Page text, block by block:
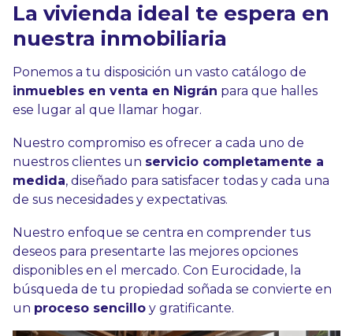
La vivienda ideal te espera en
nuestra inmobiliaria
Ponemos a tu disposición un vasto catálogo de
inmuebles en venta en Nigrán para que halles
ese lugar al que llamar hogar.
Nuestro compromiso es ofrecer a cada uno de
nuestros clientes un servicio completamente a
medida, diseñado para satisfacer todas y cada una
de sus necesidades y expectativas.
Nuestro enfoque se centra en comprender tus
deseos para presentarte las mejores opciones
disponibles en el mercado. Con Eurocidade, la
búsqueda de tu propiedad soñada se convierte en
un proceso sencillo y gratificante.